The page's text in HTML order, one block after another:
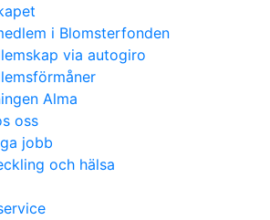
i Blomsterfonden
via autogiro
Alma
oss
jobb
och hälsa